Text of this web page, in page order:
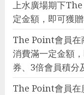
上水廣場期下
定金額，即可獲
The Point會員在
消費滿一定金額
券、3倍會員積分
The Point會員在